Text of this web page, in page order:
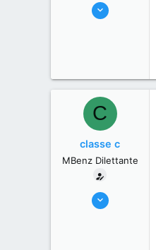
C
classe c
MBenz Dilettante